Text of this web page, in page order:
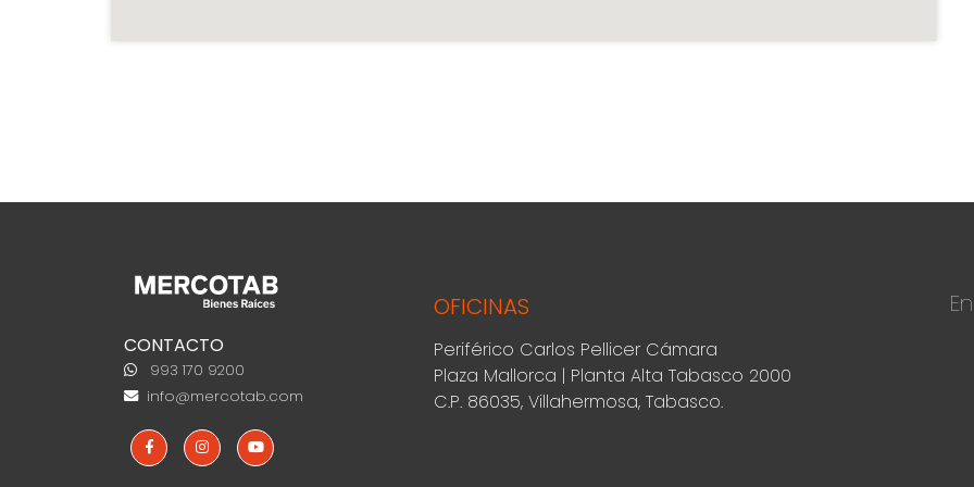
CONTACTO
993 170 9200
info@mercotab.com
OFICINAS
Periférico Carlos Pellicer Cámara
Plaza Mallorca | Planta Alta Tabasco 2000
C.P. 86035, Villahermosa, Tabasco.